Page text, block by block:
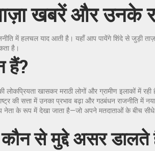
खबरें और उनके
में हलचल याद आती है। यहाँ आप पायेंगे शिंदे से
है।
हैं?
लोकप्रियता खासकर मराठी लोगों और ग्रामीण इलाकों में
की सत्ता में उनका प्रभाव बढ़ा और गठबंधन राजनीति में
नेता के रूप में देखा जाता है—जो अपने मतदाताओं के बीच
से मुद्दे असर डालते